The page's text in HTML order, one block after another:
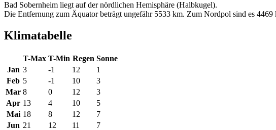
Bad Sobernheim liegt auf der nördlichen Hemisphäre (Halbkugel).
Die Entfernung zum Äquator beträgt ungefähr 5533 km. Zum Nordpol sind es 4469
Klimatabelle
T-Max T-Min Regen Sonne
Jan 3 -1 12
1
Feb 5 -1 10
3
Mar 8 0 12
3
Apr 13 4 10
5
Mai 18 8 12
7
Jun 21 12 11
7